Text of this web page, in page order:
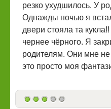
резко ухудшилось. У
Однажды ночью я
двери стояла та
чернее чёрного. Я
родителям. Они мне не
это просто моя